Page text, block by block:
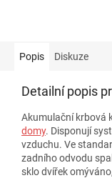
Popis Diskuze
Detailní popis
Akumulační krbová
domy. Disponují
vzduchu. Ve
zadního odvodu
sklo dvířek